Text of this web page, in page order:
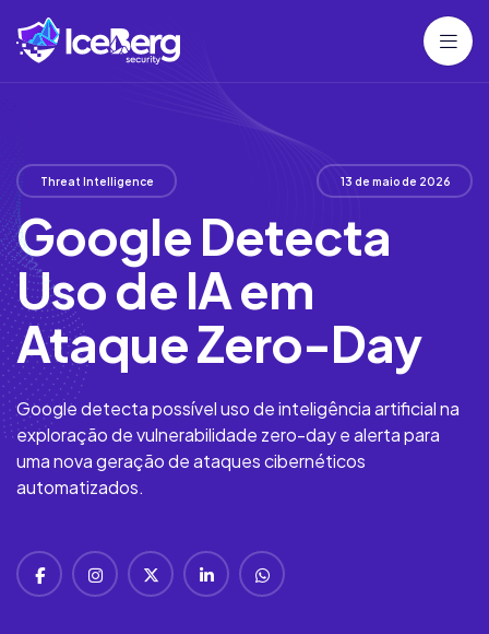
Threat Intelligence 13 de maio de 2026
Google Detecta
Uso de IA em
Ataque Zero-Day
Google detecta possível uso de inteligência artificial na
exploração de vulnerabilidade zero-day e alerta para
uma nova geração de ataques cibernéticos
automatizados.